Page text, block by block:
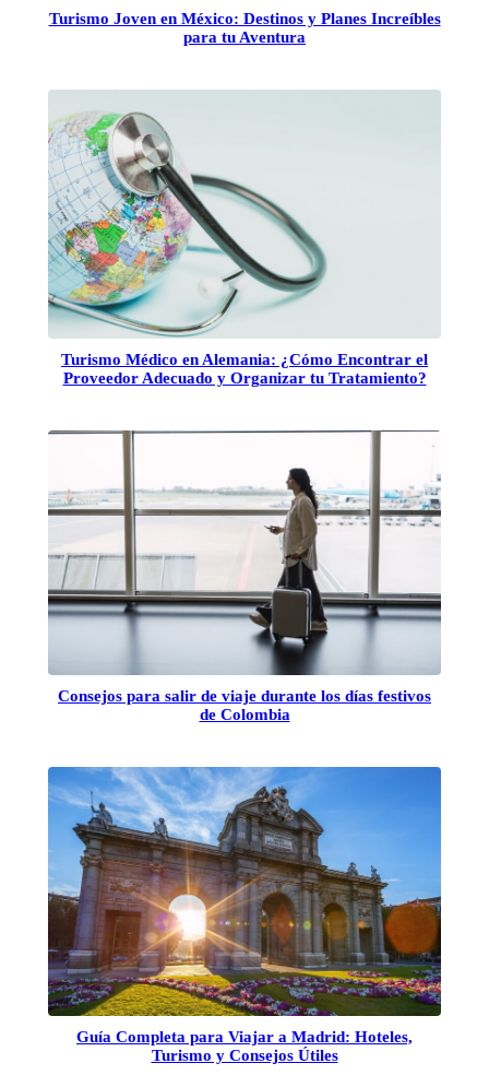
Turismo Joven en México: Destinos y Planes Increíbles
para tu Aventura
Turismo Médico en Alemania: ¿Cómo Encontrar el
Proveedor Adecuado y Organizar tu Tratamiento?
Consejos para salir de viaje durante los días festivos
de Colombia
Guía Completa para Viajar a Madrid: Hoteles,
Turismo y Consejos Útiles